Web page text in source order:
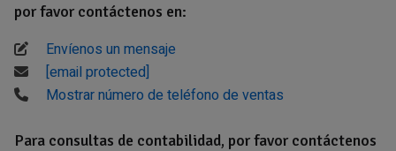
por favor contáctenos en:
Envíenos un mensaje
[email protected]
Mostrar número de teléfono de ventas
Para consultas de contabilidad, por favor contáctenos